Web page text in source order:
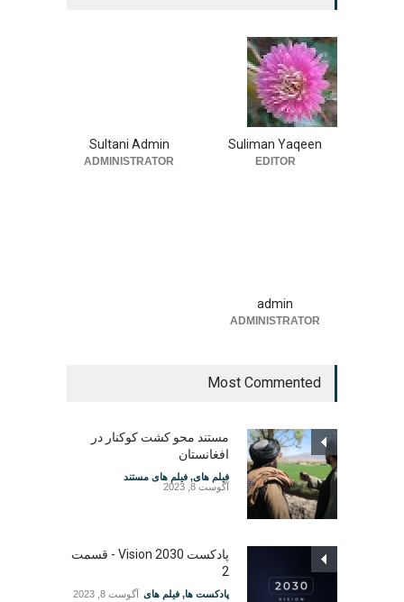
Suliman Yaqeen
EDITOR
Sultani Admin
ADMINISTRATOR
admin
ADMINISTRATOR
Most Commented
مستند محو کشت کوکنار در
افغانستان
فیلم های, فیلم های مستند
آگوست 8, 2023
پادکست Vision 2030 - قسمت
2
پادکست ها, فیلم های آگوست 8, 2023